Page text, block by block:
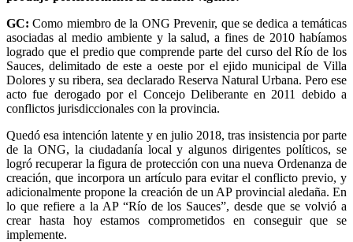
GC:Como miembro de la ONG Prevenir, que se dedica a temáticas
asociadas al medio ambiente y la salud, a fines de 2010 habíamos
logrado que el predio que comprende parte del curso del Río de los
Sauces, delimitado de este a oeste por el ejido municipal de Villa
Dolores y su ribera, sea declarado Reserva Natural Urbana. Pero ese
acto fue derogado por el Concejo Deliberante en 2011 debido a
conflictos jurisdiccionales con la provincia.
Quedó esa intención latente y en julio 2018, tras insistencia por parte
de la ONG, la ciudadanía local y algunos dirigentes políticos, se
logró recuperar la figura de protección con una nueva Ordenanza de
creación, que incorpora un artículo para evitar el conflicto previo, y
adicionalmente propone la creación de un AP provincial aledaña. En
lo que refiere a la AP “Río de los Sauces”, desde que se volvió a
crear hasta hoy estamos comprometidos en conseguir que se
implemente.